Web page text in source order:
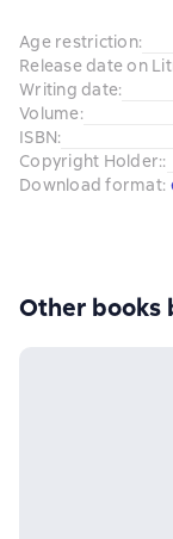
Age restriction:
Release date on
Writing date:
Volume:
ISBN:
Copyright Holder::
Download format:
Other books